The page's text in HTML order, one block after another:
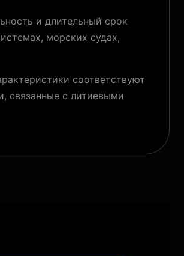
и длительный срок
морских судах,
соответствуют
связанные с литиевыми